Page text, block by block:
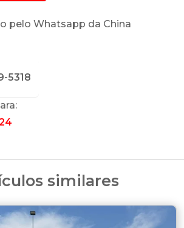
pelo Whatsapp da China
5318
similares